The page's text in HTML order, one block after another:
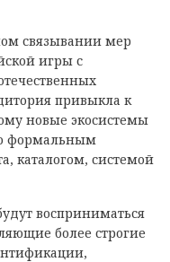
связывании мер
игры с
привыкла к
новые экосистемы
формальным
каталогом, системой
восприниматься
более строгие